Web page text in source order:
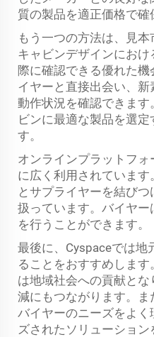
質の製品を適正価格で確
もう一つの方法は、見本
キャビンデザインにお
際に確認できる優れた
イヤーと直接出会い、
動作状況を確認できま
ビンに最適な製品を選
す。
オンラインプラットフ
に広く利用されていま
とサプライヤーを結び
扱っています。バイヤ
を行うことができます。
最後に、Cyspaceでは地
ることをおすすめしま
は地域社会への貢献と
減にもつながります。
バイヤーのニーズをよ
ズされたソリューショ